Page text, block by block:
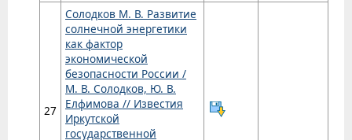
27
Солодков М. В. Развитие
солнечной энергетики
как фактор
экономической
безопасности России /
М. В. Солодков, Ю. В.
Елфимова // Известия
Иркутской
государственной